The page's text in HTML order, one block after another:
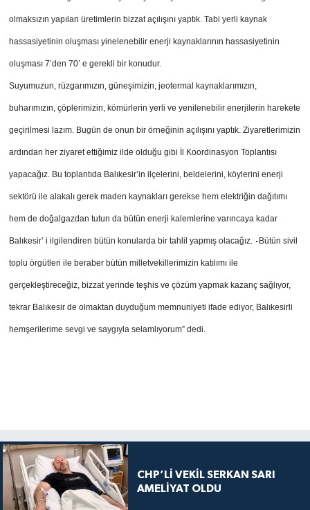
olmaksızın yapılan üretimlerin bizzat açılışını yaptık. Tabi yerli kaynak
hassasiyetinin oluşması yinelenebilir enerji kaynaklarının hassasiyetinin
oluşması 7’den 70’ e gerekli bir konudur.
Suyumuzun, rüzgarımızın, güneşimizin, jeotermal kaynaklarımızın,
buharımızın, çöplerimizin, kömürlerin yerli ve yenilenebilir enerjilerin harekete
geçirilmesi lazım. Bugün de onun bir örneğinin açılışını yaptık. Ziyaretlerimizin
ardından her ziyaret ettiğimiz ilde olduğu gibi İl Koordinasyon Toplantısı
yapacağız. Bu toplantıda Balıkesir’in ilçelerini, beldelerini, köylerini enerji
sektörü ile alakalı gerek maden kaynakları gerekse hem elektriğin dağıtımı
hem de doğalgazdan tutun da bütün enerji kalemlerine varıncaya kadar
Balıkesir’ i ilgilendiren bütün konularda bir tahlil yapmış olacağız. Bütün sivil
toplu örgütleri ile beraber bütün milletvekillerimizin katılımı ile
gerçekleştireceğiz, bizzat yerinde teşhis ve çözüm yapmak kazanç sağlıyor,
tekrar Balıkesir de olmaktan duyduğum memnuniyeti ifade ediyor, Balıkesirli
hemşerilerime sevgi ve saygıyla selamlıyorum” dedi.
CHP’Lİ VEKİL SERKAN SARI
AMELİYAT OLDU